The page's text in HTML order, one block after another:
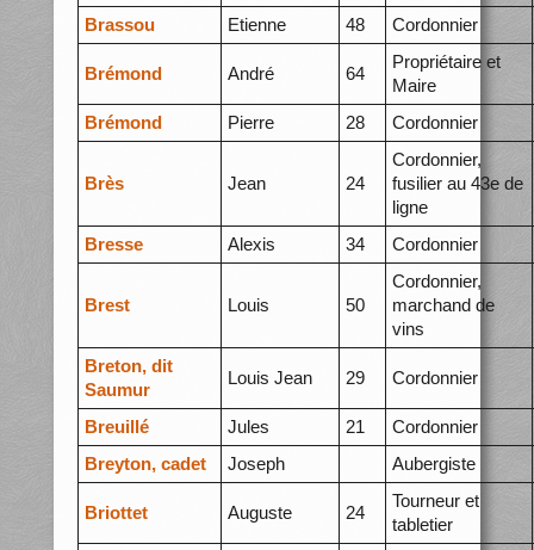
Brassou Etienne 48 Cordonnier
Brémond André 64
Propriétaire et
Maire
Brémond
Pierre 28 Cordonnier
Brès Jean 24
Cordonnier,
fusilier au 43e de
ligne
Bresse
Alexis 34 Cordonnier
Brest Louis 50
Cordonnier,
marchand de
vins
Breton, dit
Saumur
Louis Jean 29 Cordonnier
Breuillé Jules 21
Cordonnier
Breyton, cadet
Joseph Aubergiste
Briottet Auguste 24
Tourneur et
tabletier